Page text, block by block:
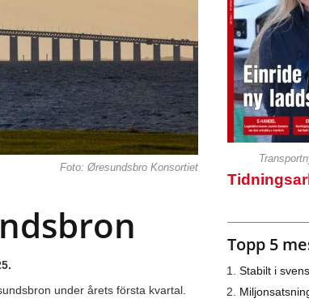
Foto: Øresundsbro Konsortiet
under årets första kvartal.
Topp 5
Stabilt i